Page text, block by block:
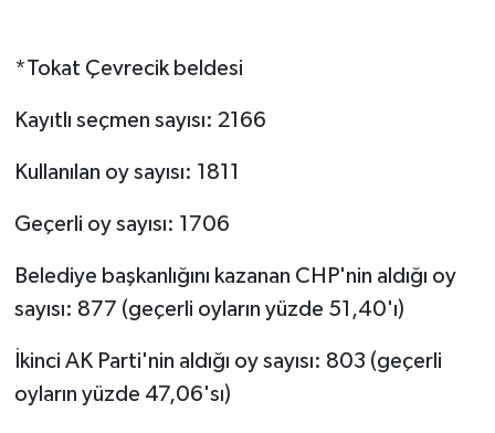
*Tokat Çevrecik beldesi
Kayıtlı seçmen sayısı: 2166
Kullanılan oy sayısı: 1811
Geçerli oy sayısı: 1706
Belediye başkanlığını kazanan CHP'nin aldığı oy
sayısı: 877 (geçerli oyların yüzde 51,40'ı)
İkinci AK Parti'nin aldığı oy sayısı: 803 (geçerli
oyların yüzde 47,06'sı)